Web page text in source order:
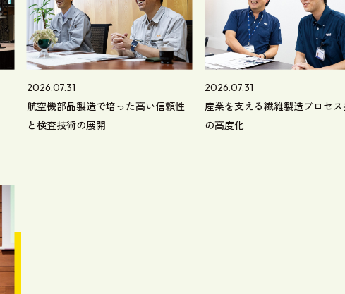
2026.07.31
航空機部品製造で培った高い信頼性
と検査技術の展開
2026.07.31
産業を支える繊維製造プロセ
の高度化